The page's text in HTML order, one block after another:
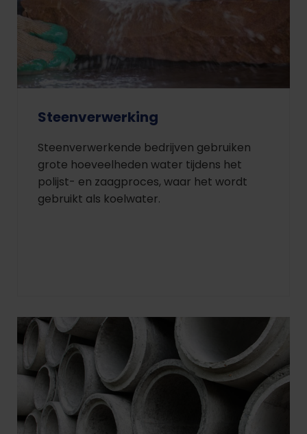
Steenverwerking
Steenverwerkende bedrijven gebruiken
grote hoeveelheden water tijdens het
polijst- en zaagproces, waar het wordt
gebruikt als koelwater.